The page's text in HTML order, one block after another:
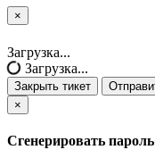
×
Закрыть
Загрузка...
Загрузка...
Закрыть тикет
×
Сгенерировать пароль